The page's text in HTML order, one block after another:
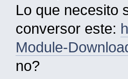
Lo que necesito
conversor este:
Module-
no?